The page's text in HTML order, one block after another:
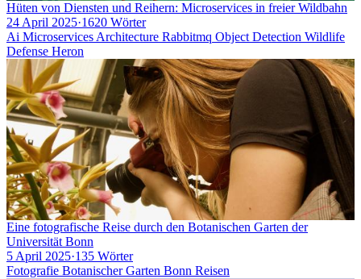
Hüten von Diensten und Reihern: Microservices in freier Wildbahn
24 April 2025·1620 Wörter
Ai MicroservicesArchitecture Rabbitmq Object Detection Wildlife
Defense Heron
Eine fotografische Reise durch den Botanischen Garten der
Universität Bonn
5 April 2025·135 Wörter
Fotografie Botanischer Garten Bonn Reisen